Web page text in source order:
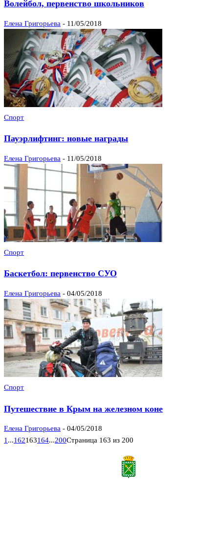
Волейбол, первенство школьников
Елена Григорьева - 11/05/2018
Спорт
Пауэрлифтинг: новые награды
Елена Григорьева - 11/05/2018
Спорт
Баскетбол: первенство СУО
Елена Григорьева - 04/05/2018
Спорт
Путешествие в Крым на железном коне
Елена Григорьева - 04/05/2018
1 ...162163164...200Страница 163 из 200